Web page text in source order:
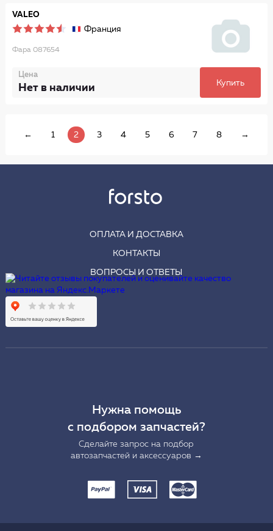
VALEO
Франция
Фара 087654
Цена
Нет в наличии Купить
← 1 2 3 4 5 6 7 8 →
ОПЛАТА И ДОСТАВКА
КОНТАКТЫ
ВОПРОСЫ И ОТВЕТЫ
Нужна помощь
с подбором запчастей?
Сделайте запрос на подбор
автозапчастей и аксессуаров →